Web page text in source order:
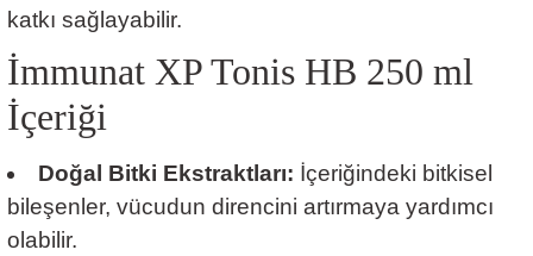
katkı sağlayabilir.
İmmunat XP Tonis HB 250 ml
İçeriği
Doğal Bitki Ekstraktları: İçeriğindeki bitkisel
bileşenler, vücudun direncini artırmaya yardımcı
olabilir.